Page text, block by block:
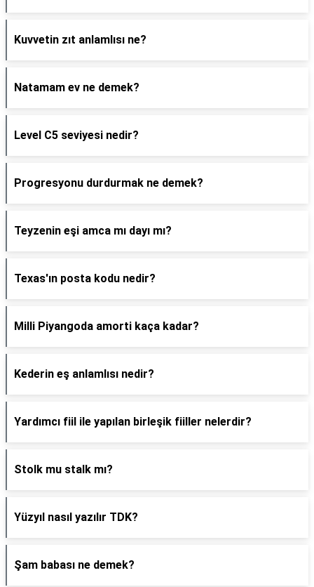
Kuvvetin zıt anlamlısı ne?
Natamam ev ne demek?
Level C5 seviyesi nedir?
Progresyonu durdurmak ne demek?
Teyzenin eşi amca mı dayı mı?
Texas'ın posta kodu nedir?
Milli Piyangoda amorti kaça kadar?
Kederin eş anlamlısı nedir?
Yardımcı fiil ile yapılan birleşik fiiller nelerdir?
Stolk mu stalk mı?
Yüzyıl nasıl yazılır TDK?
Şam babası ne demek?